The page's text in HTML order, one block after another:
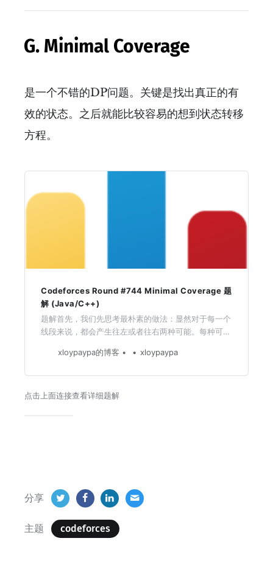
G. Minimal Coverage
是一个不错的DP问题。关键是找出真正的有
效的状态。之后就能比较容易的想到状态转移
方程。
Codeforces Round #744 Minimal Coverage 题
解 (Java/C++)
题解首先，我们先思考最朴素的做法：显然对于每一个
线段来说，都会产生往左或者往右两种可能。每种可能
前结束的位置。
xloypaypa的博客 xloypaypa
点击上面连接查看详细题解
分享
主题 codeforces